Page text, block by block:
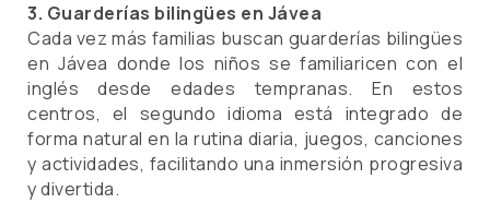
3. Guarderías bilingües en Jávea
Cada vez más familias buscan guarderías bilingües
en Jávea donde los niños se familiaricen con el
inglés desde edades tempranas. En estos
centros, el segundo idioma está integrado de
forma natural en la rutina diaria, juegos, canciones
y actividades, facilitando una inmersión progresiva
y divertida.